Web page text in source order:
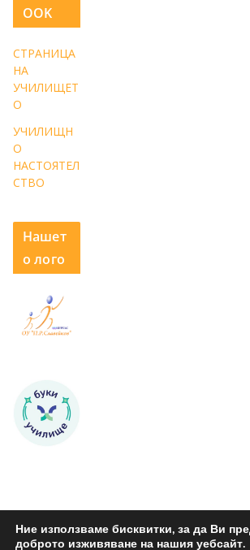
OOK
СТРАНИЦА
НА
УЧИЛИЩЕТ
О
УЧИЛИЩН
О
НАСТОЯТЕЛ
СТВО
Нашет
о лого
Ние използваме бисквитки, за да Ви
доброто изживяване на нашия уебсайт.